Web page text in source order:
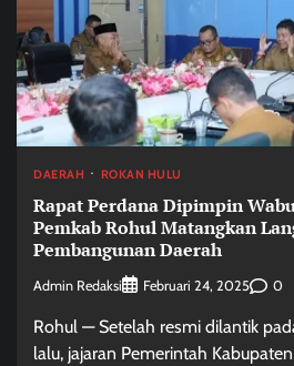
DAERAH ROKAN HULU
Rapat Perdana Dipimpin
Pemkab Rohul Matangkan
Pembangunan Daerah
Admin Redaksi Februari 24, 2025 0
Rohul — Setelah resmi dilantik
lalu, jajaran Pemerintah